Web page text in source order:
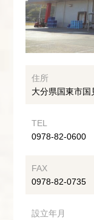
住所
大分県国東市
TEL
0978-82-0600
FAX
0978-82-0735
設立年月